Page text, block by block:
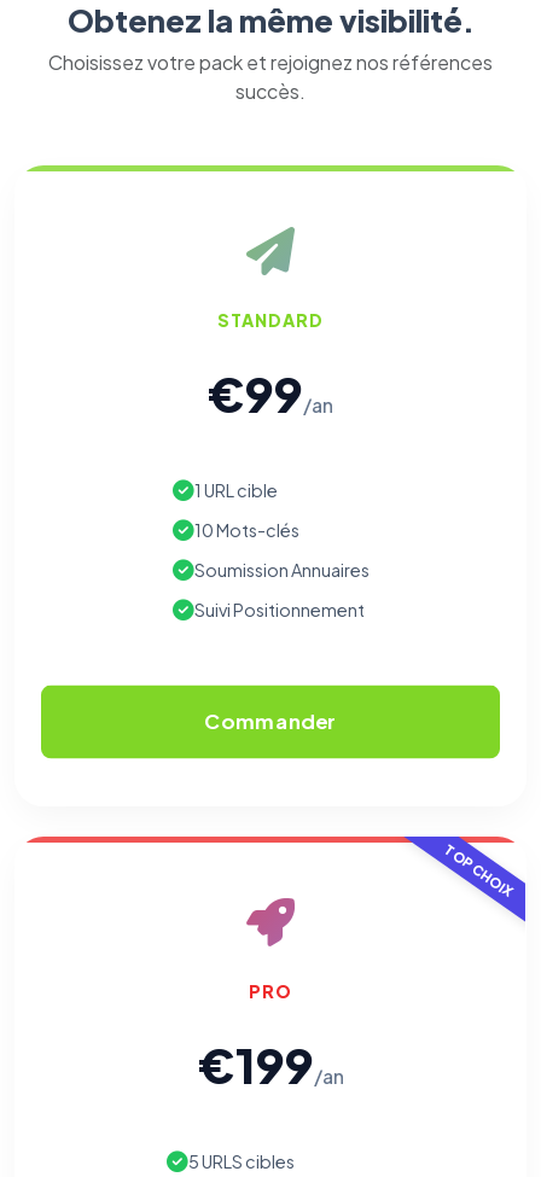
Obtenez la même visibilité.
Choisissez votre pack et rejoignez nos références
succès.
STANDARD
€99/an
1 URL cible
10 Mots-clés
Soumission Annuaires
Suivi Positionnement
Commander
TOP CHOIX
PRO
€199/an
5 URLS cibles
Cookies essentiels TOUJOURS ACTIF
Nous aident à comprendre comment vous utilisez le site
(pages visitées, durée de visite) pour l'améliorer. Données
Cookies marketing
Meta/Facebook). Vous pouvez les refuser sans impact sur
Traceurs des courriels
Les e-mails peuvent contenir un pixel d'ouverture et des liens
traçants (Art. 82 loi Informatique et Libertés ; recommandation CNIL
pixels 2026 / FAQ juillet 2026).Ce suivi n'est pas géré par ce
(section Traceurs dans les Courriels).